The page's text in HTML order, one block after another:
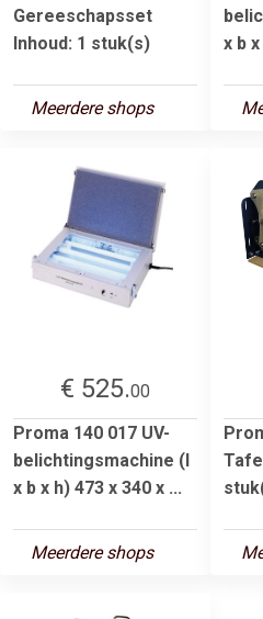
Gereeschapsset
Inhoud: 1 stuk(s)
Meerdere shops
x b
€ 525.00
Proma 140 017 UV-
belichtingsmachine (l
x b x h) 473 x 340 x ...
Meerdere shops